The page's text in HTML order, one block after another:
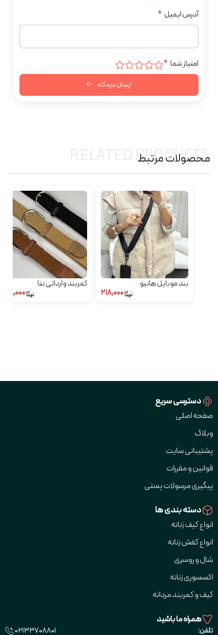
آدرس ایمیل *
امتیاز شما *
ارسال دیدگاه
محصولات مرتبط
RELATED PRODUCTS
بند موبایل هانیو کمربند وارداتی نتا
دسترسی سریع
صفحه اصلی
وبلاگ
پشتیبانی سایت
قوانین و مقررات
پیگیری مرسولات پستی
دسته بندی ها
انواع کیف زنانه
انواع کفش زنانه
شال و روسری
اکسسوری زنانه
کیف و کمربند مردانه
همراه ما باشید
تلفن: 02133708801